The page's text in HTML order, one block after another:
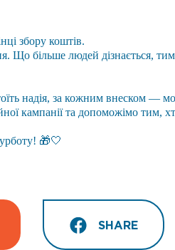
збору коштів.
Що більше людей дізнається,
надія, за кожним внеском —
кампанії та допоможімо тим,
🎁🤍
SHARE